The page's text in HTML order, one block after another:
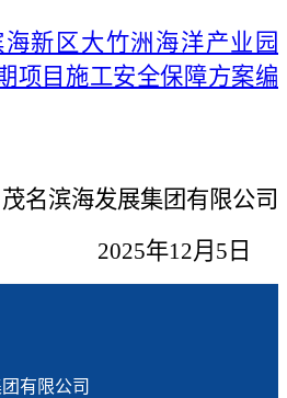
新区大竹洲海洋产业园
项目施工安全保障方案编
茂名滨海发展集团有限公司
2025年12月5日
有限公司